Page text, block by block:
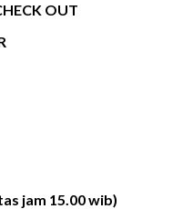
OUT
jam 15.00 wib)